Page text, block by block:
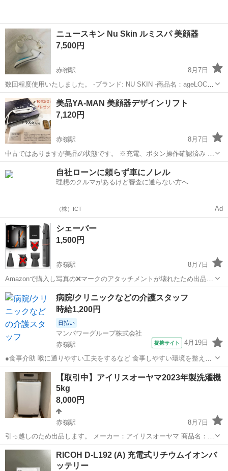
ニュースキン Nu Skin ルミスパ 美顔器
7,500円
赤嶺駅
8月7日
数回程度使用いたしました。 -ブランド: NU SKIN -商品名：ageLOC
ルミスパ -付属品：充電器 -カラー：ホワイト・ブルー -タイプ：美顔
器 ※箱無し 、ヘッドなし、説明書なし 作動確認済み ネット価...
沖縄 那覇市 赤嶺駅 美容家電
美品YA-MAN 美顔器デザインリフト
7,120円
赤嶺駅
8月7日
中古ではありますが美品の状態です。 ※充電、ボタン操作確認済み ※
シートは製造が古い為、プレゼントとさせていただきます (1セットを
試してみて問題なく使用できましたが、保証があるわけではありませ
ん) シートは箱ままお渡しし...
豊見城市 美容家電
自社ローンに頼らず車にノレル
理想のクルマがあるけど審査に通らない方へ
（株）ICT Ad
シェーバー
1,500円
赤嶺駅
8月7日
Amazonで購入し写真の❌マークのアタッチメントが壊れたため出品し
ます。❌マーク以外のアタッチメントは未使用のままです。 以下、メ
ーカー説明文↓ ↓ ↓ ブランド【MAXGROOM】 ・［自動研磨・切れ味
抜群］ボディ...
沖縄 赤嶺駅 美容家電 シェーバー
病院/クリニックなどの介護スタッフ
時給1,200円
日払い
マンパワーグループ株式会社
赤嶺駅
提携サイト 4月19日
●食事介助 喉に通りやすい工夫をするなど 食事しやすい環境を整える
料理を口まで運ぶ・お箸を持つサポートなど 食事のお手伝い ●排泄介
助 トイレへの誘導 体勢・着替えなどのお手伝い ※利用者様によっ
て、おむつ介助もあります...
沖縄 糸満市 赤嶺駅 介護
【取引中】アイリスオーヤマ2023年製洗濯機
5kg
8,000円
赤嶺駅
8月7日
引っ越しのため出品します。 メーカー：アイリスオーヤマ 商品名：全
自動洗濯機 型番：IAW-T504 カラー：ホワイト ・サイズ：約 幅54×奥
行53.5×高さ83.5cm ・洗濯容量：5.0kg ・標準脱水容量：5.0...
沖縄 糸満市
RICOH D-L192 (A) 充電式リチウムイオンバ
ッテリー